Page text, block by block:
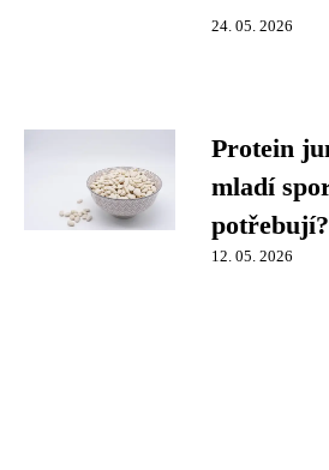
24. 05. 2026
Protein
mladí
potřebují?
12. 05. 2026